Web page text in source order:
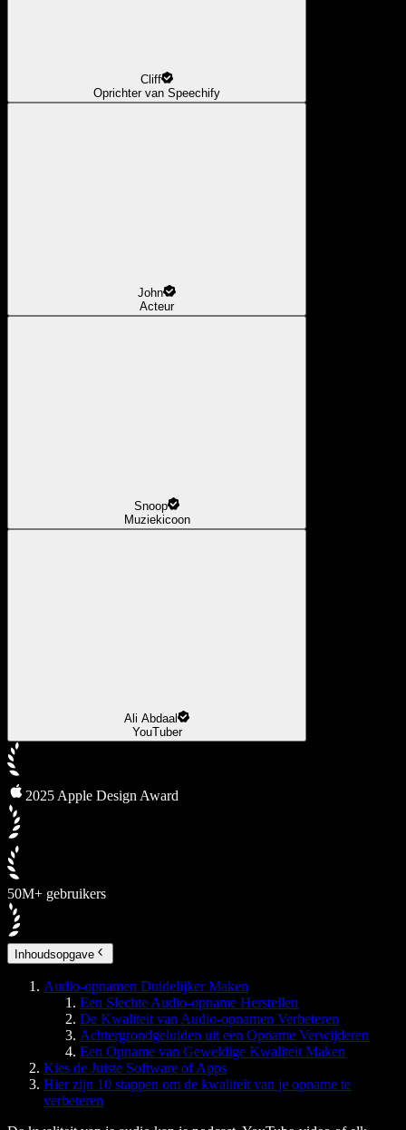
Cliff
Oprichter van Speechify
John
Acteur
Snoop
Muziekicoon
Ali Abdaal
YouTuber
2025 Apple Design Award
50M+ gebruikers
Inhoudsopgave
Audio-opnamen Duidelijker Maken
Een Slechte Audio-opname Herstellen
De Kwaliteit van Audio-opnamen Verbeteren
Achtergrondgeluiden uit een Opname Verwijderen
Een Opname van Geweldige Kwaliteit Maken
Kies de Juiste Software of Apps
Hier zijn 10 stappen om de kwaliteit van je opname te
verbeteren